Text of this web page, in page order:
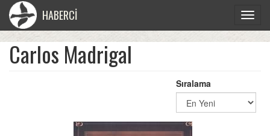
Toggle
HABERCİ
Carlos Madrigal
Sıralama